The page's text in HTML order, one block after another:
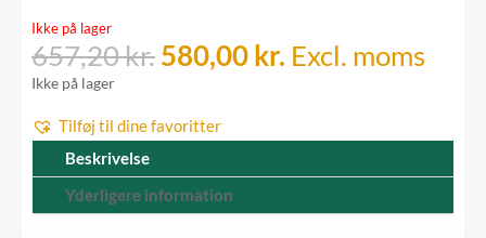
Ikke på lager
657,20kr.Den
oprindelige
var:
580,00kr.Den
er:
Excl. moms
Ikke på lager
Tilføj til dine favoritter
Beskrivelse
Yderligere information